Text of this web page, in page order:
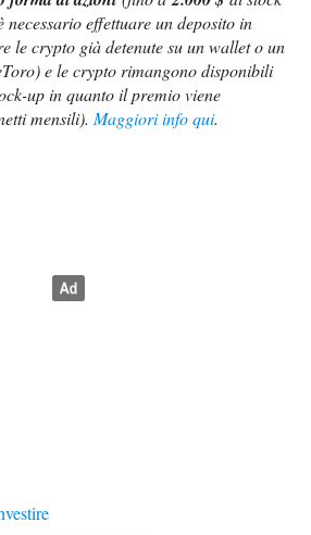
necessario effettuare un deposito in
le crypto già detenute su un wallet o un
e le crypto rimangono disponibili
up in quanto il premio viene
mensili). Maggiori info qui.